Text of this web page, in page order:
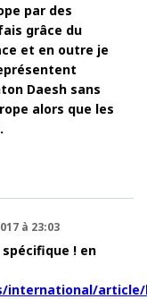
par des
grâce du
et en outre je
Daesh sans
alors que les
à 23:03
! en
international/